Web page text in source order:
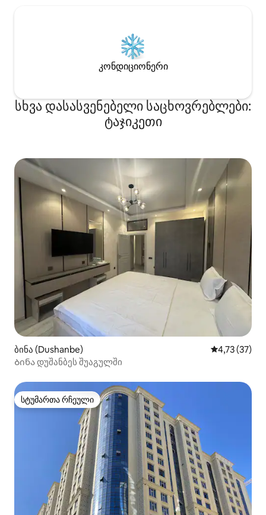
კონდიციონერი
სხვა დასასვენებელი საცხოვრებლები:
ტაჯიკეთი
ბინა (Dushanbe) საშუალო
4,73 (37)
Ბინა დუშანბეს შუაგულში
სტუმართა რჩეული
სტუმართა რჩეული